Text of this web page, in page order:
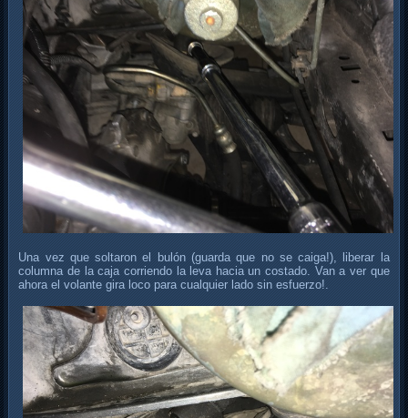
Una vez que soltaron el bulón (guarda que no se caiga!), liberar la
columna de la caja corriendo la leva hacia un costado. Van a ver que
ahora el volante gira loco para cualquier lado sin esfuerzo!.